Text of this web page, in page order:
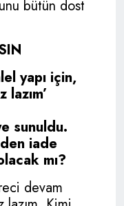
bütün dost
yapı için,
sunuldu.
iade
mı?
devam